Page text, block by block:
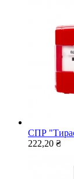
СПР
222,20 ₴